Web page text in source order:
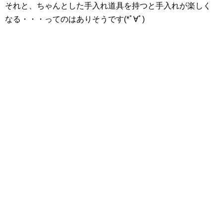
それと、ちゃんとした手入れ道具を持つと手入れが楽しく
なる・・・ってのはありそうです(*ﾟ∀ﾟ)